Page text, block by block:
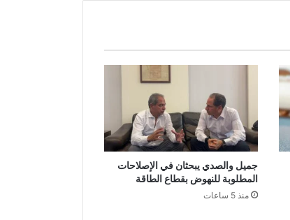
جميل والصدي يبحثان في الإصلاحات
المطلوبة للنهوض بقطاع الطاقة
منذ 5 ساعات